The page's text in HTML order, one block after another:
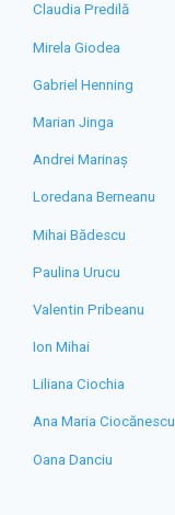
Claudia Predilă
Mirela Giodea
Gabriel Henning
Marian Jinga
Andrei Marinaș
Loredana Berneanu
Mihai Bădescu
Paulina Urucu
Valentin Pribeanu
Ion Mihai
Liliana Ciochia
Ana Maria Ciocănescu
Oana Danciu